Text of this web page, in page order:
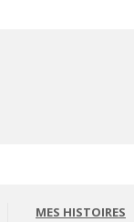
MES HISTOIRES